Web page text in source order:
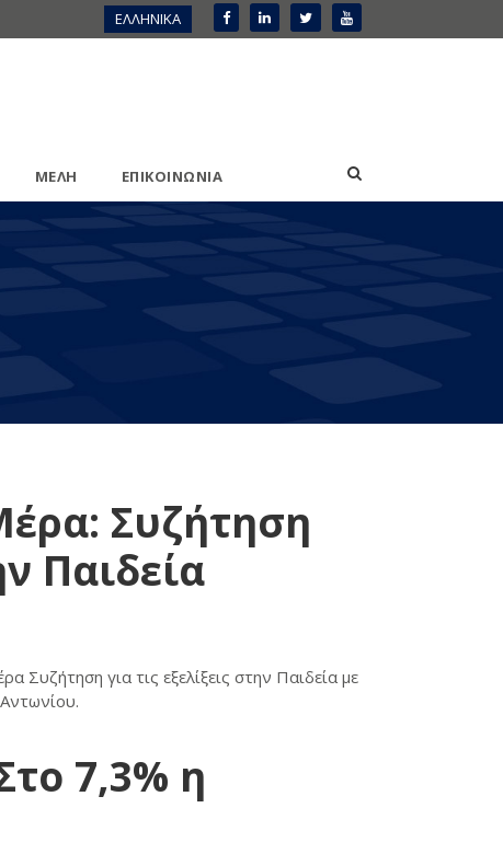
ΕΛΛΗΝΙΚΑ
ΜΕΛΗ ΕΠΙΚΟΙΝΩΝΙΑ
Συζήτηση
Παιδεία
για τις εξελίξεις στην Παιδεία με
7,3% η